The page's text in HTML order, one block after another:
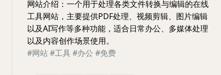
网站介绍：一个用于处理各类文件转换与编辑的在线
工具网站，主要提供PDF处理、视频剪辑、图片编辑
以及AI写作等多种功能，适合日常办公、多媒体处理
以及内容创作场景使用。
#网站#工具#办公 #免费